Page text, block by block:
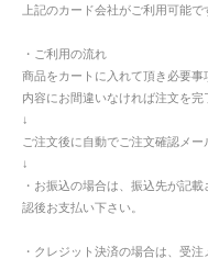
上記のカード会社がご利用可能で
・ご利用の流れ
商品をカートに入れて頂き必要事
内容にお間違いなければ注文を完
↓
ご注文後に自動でご注文確認メー
↓
・お振込の場合は、振込先が記
認後お支払い下さい。
・クレジット決済の場合は、受